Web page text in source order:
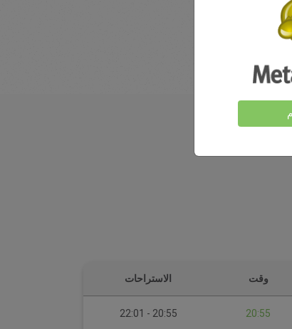
وقت الاستراحات
20:55
20:55 - 22:01